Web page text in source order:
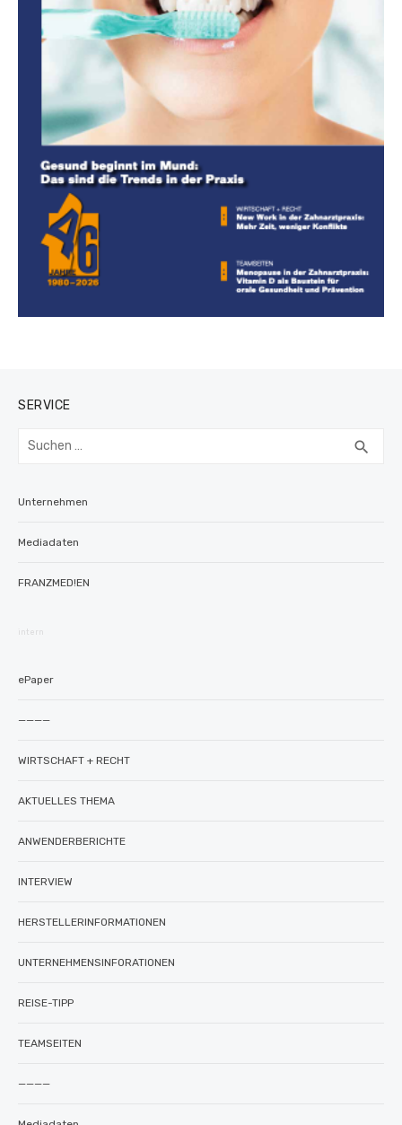
SERVICE
Suchen
search
Unternehmen
Mediadaten
FRANZMED!EN
intern
ePaper
————
WIRTSCHAFT + RECHT
AKTUELLES THEMA
ANWENDERBERICHTE
INTERVIEW
HERSTELLERINFORMATIONEN
UNTERNEHMENSINFORATIONEN
REISE-TIPP
TEAMSEITEN
————